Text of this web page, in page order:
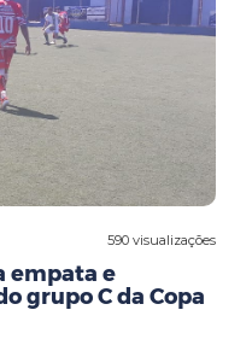
590 visualizações
empata e
grupo C da Copa